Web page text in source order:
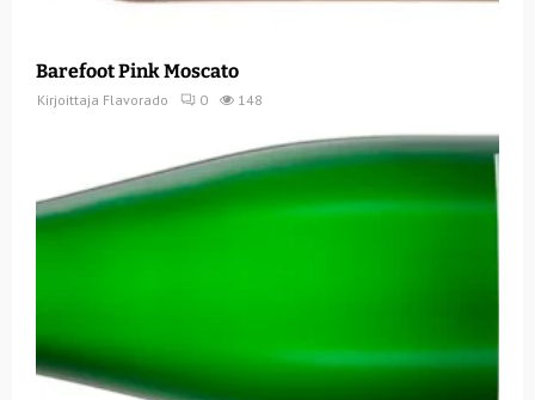
Barefoot Pink Moscato
Kirjoittaja Flavorado 0 148